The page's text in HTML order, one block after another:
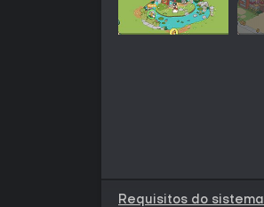
Requisitos do sistema